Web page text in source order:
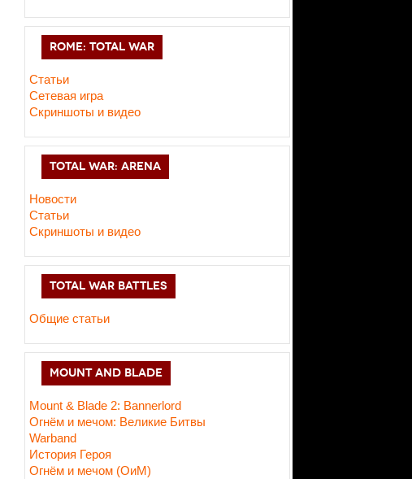
ROME: TOTAL WAR
Статьи
Сетевая игра
Скриншоты и видео
TOTAL WAR: ARENA
Новости
Статьи
Скриншоты и видео
TOTAL WAR BATTLES
Общие статьи
MOUNT AND BLADE
Mount & Blade 2: Bannerlord
Огнём и мечом: Великие Битвы
Warband
История Героя
Огнём и мечом (ОиМ)